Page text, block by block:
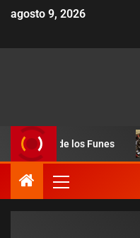
agosto 9, 2026
de los Funes